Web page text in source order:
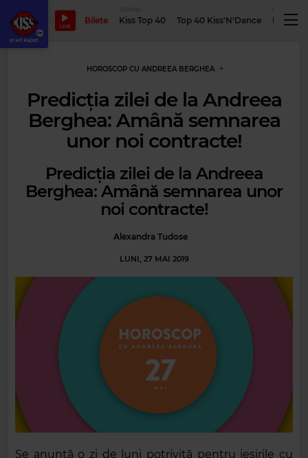
LIVE
Bilete Kiss Top 40 Top 40 Kiss'N'Dance
HOROSCOP CU ANDREEA BERGHEA
Predicția zilei de la Andreea
Berghea: Amână semnarea
unor noi contracte!
Predicția zilei de la Andreea
Berghea: Amână semnarea unor
noi contracte!
Alexandra Tudose
LUNI, 27 MAI 2019
Se anunță o zi de luni potrivită pentru ieșirile cu